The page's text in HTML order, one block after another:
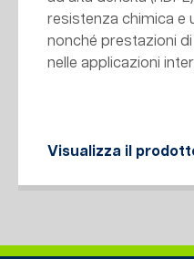
resistenza chimica e
nonché prestazioni
nelle applicazioni
Visualizza il